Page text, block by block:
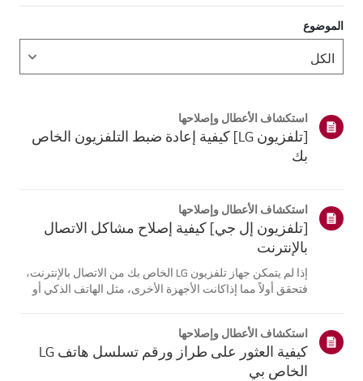
الموضوع
استكشاف الأعطال وإصلاحها
[تلفزيون LG] كيفية إعادة ضبط التلفزيون الخاص
بك
استكشاف الأعطال وإصلاحها
[تلفزيون إل جي] كيفية إصلاح مشاكل الاتصال
بالإنترنت
إذا لم يتمكن جهاز تلفزيون LG الخاص بك من الاتصال بالإنترنت،
فتحقق أولاً مما إذاكانت الأجهزة الأخرى، مثل الهاتف الذكي أو
تكمن في جها...
استكشاف الأعطال وإصلاحها
كيفية العثور على طراز ورقم تسلسل هاتف LG
الخاص بي